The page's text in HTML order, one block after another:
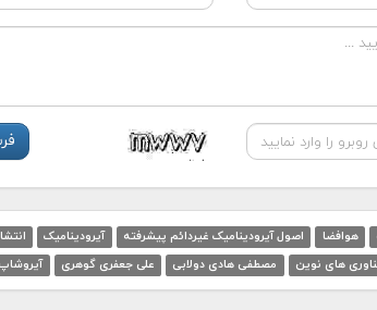
هوافضا اصول آيروديناميک غيردائم پيشرفته آیرودینامیک
های نوین مصطفی هادی دولابی علی جعفری گوهری آیروشاپ